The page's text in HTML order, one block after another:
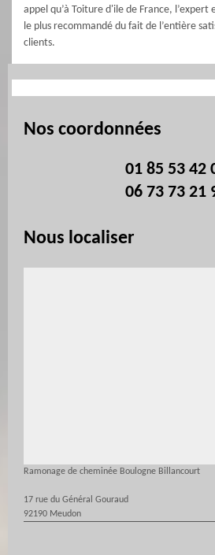
appel qu’à Toiture d'ile de France,
le plus recommandé du fait de l’entière
clients.
Nos coordonnées
01 85 53 42
06 73 73 21
Nous localiser
Ramonage de cheminée Boulogne Billancourt
17 rue du Général Gouraud
92190 Meudon